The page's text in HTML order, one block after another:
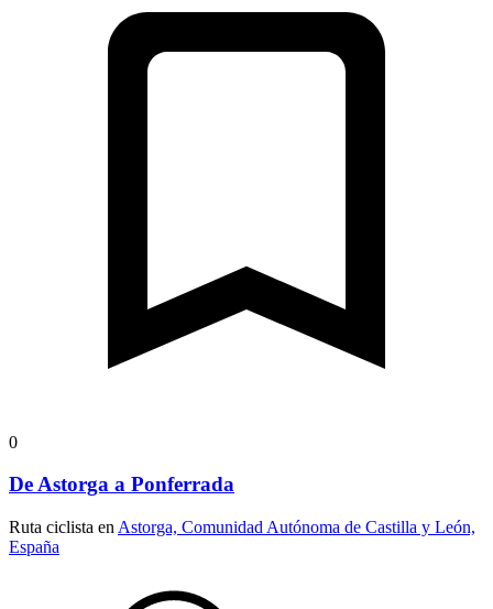
0
De Astorga a Ponferrada
Ruta ciclista en Astorga, Comunidad Autónoma de Castilla y León,
España